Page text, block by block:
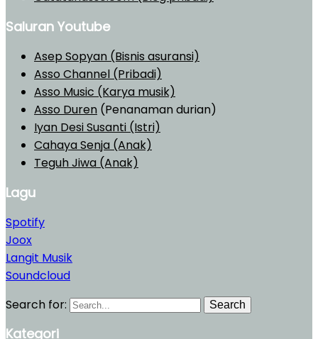
Saluran Youtube
Asep Sopyan (Bisnis asuransi)
Asso Channel (Pribadi)
Asso Music (Karya musik)
Asso Duren (Penanaman durian)
Iyan Desi Susanti (Istri)
Cahaya Senja (Anak)
Teguh Jiwa (Anak)
Lagu
Spotify
Joox
Langit Musik
Soundcloud
Search for:
Search
Kategori